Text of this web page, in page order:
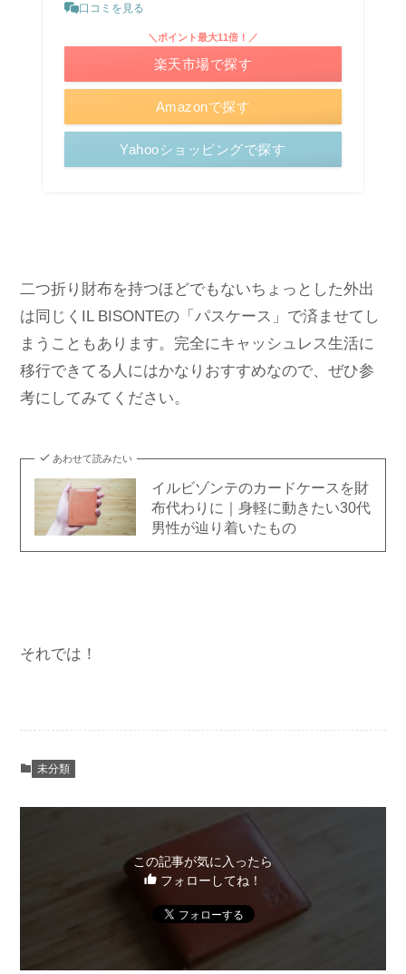
口コミを見る
Amazonで探す
＼ポイント最大11倍！／
楽天市場で探す
Yahooショッピングで探す
二つ折り財布を持つほどでもないちょっとした外出
は同じくIL BISONTEの「パスケース」で済ませてし
まうこともあります。完全にキャッシュレス生活に
移行できてる人にはかなりおすすめなので、ぜひ参
考にしてみてください。
あわせて読みたい
イルビゾンテのカードケースを財
布代わりに｜身軽に動きたい30代
男性が辿り着いたもの
それでは！
未分類
この記事が気に入ったら
フォローしてね！